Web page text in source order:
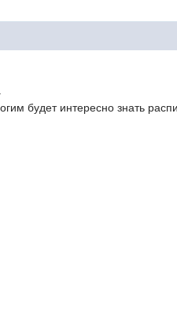
будет интересно знать